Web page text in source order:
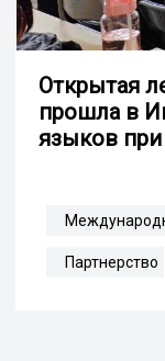
Открытая
прошла в
языков
Партнерство